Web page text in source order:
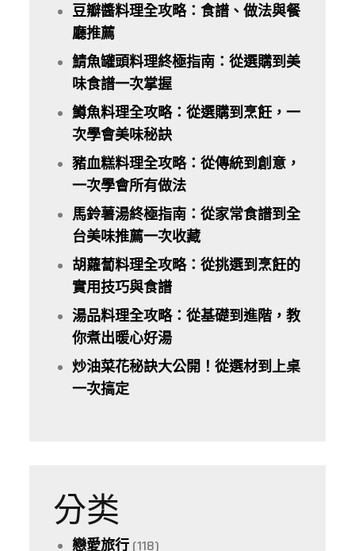
豆瓣醬料理全攻略：食譜、做法與餐
廳推薦
鯖魚罐頭料理終極指南：從選購到美
味食譜一次掌握
鱒魚料理全攻略：從選購到烹飪，一
次學會美味秘訣
豬血糕料理全攻略：從傳統到創意，
一次學會所有做法
馬鈴薯湯終極指南：從家常食譜到全
台美味推薦一次收藏
胡蘿蔔料理全攻略：從挑選到烹飪的
實用技巧與食譜
湯品料理全攻略：從基礎到進階，教
你煮出暖心好湯
炒油菜花秘訣大公開！從選材到上桌
一次搞定
分类
戀愛旅行 (118)